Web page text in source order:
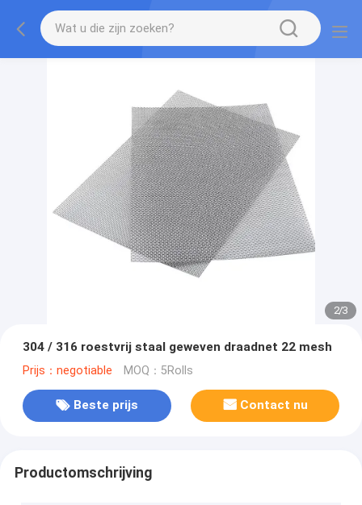
2/3
304 / 316 roestvrij staal geweven draadnet 22 mesh
Prijs：negotiable MOQ：5Rolls
Beste prijs Contact nu
Productomschrijving